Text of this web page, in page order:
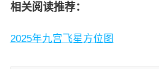
相关阅读推荐：
2025年九宫飞星方位图